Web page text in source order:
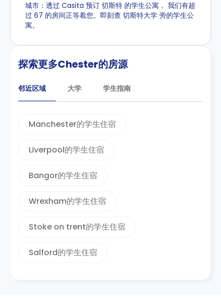
城市：透过 Casita 预订 切斯特 的学生公寓， 我们有超
过 67 的房间正等着您。即刻查 切斯特大学 旁的学生公
寓。
探索更多Chester的房源
邻近区域 大学 学生指南
Manchester的学生住宿
Liverpool的学生住宿
Bangor的学生住宿
Wrexham的学生住宿
Stoke on trent的学生住宿
Salford的学生住宿